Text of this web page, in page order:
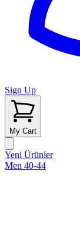
Sign Up
My Cart
Yeni Ürünler
Men 40-44